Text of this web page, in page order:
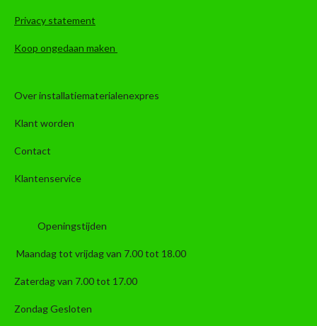
Privacy statement
Koop ongedaan maken
Over installatiematerialenexpres
Klant worden
Contact
Klantenservice
Openingstijden
Maandag tot vrijdag van 7.00 tot 18.00
Zaterdag van 7.00 tot 17.00
Zondag Gesloten